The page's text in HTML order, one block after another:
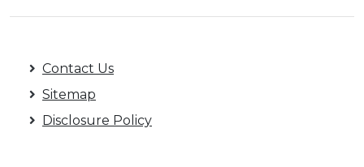
Contact Us
Sitemap
Disclosure Policy